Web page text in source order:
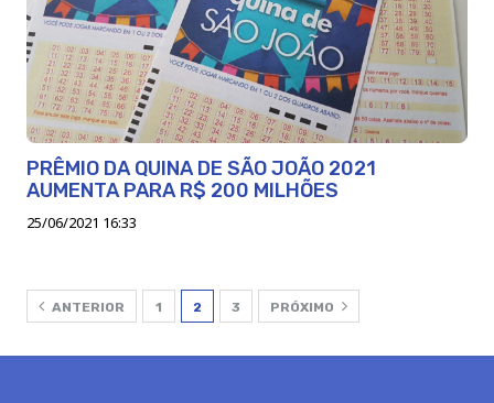
PRÊMIO DA QUINA DE SÃO JOÃO 2021
AUMENTA PARA R$ 200 MILHÕES
25/06/2021 16:33
ANTERIOR 1 2 3 PRÓXIMO